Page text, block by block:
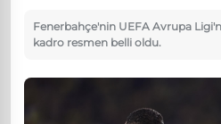
Fenerbahçe'nin UEFA Avrupa
kadro resmen belli oldu.